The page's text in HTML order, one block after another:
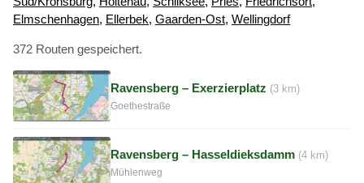
Elmschenhagen, Ellerbek, Gaarden-Ost, Wellingdorf
372 Routen gespeichert.
Ravensberg – Exerzierplatz (3 km)
Goethestraße
Ravensberg – Hasseldieksdamm (4 km)
Mühlenweg